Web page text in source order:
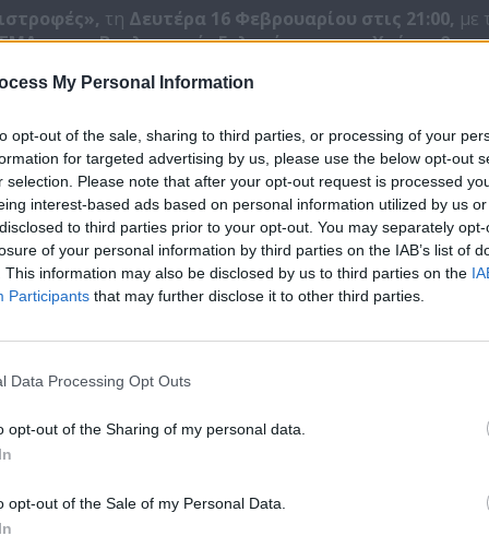
My Personal Information
opt-out of the sale, sharing to third parties, or processing of your
for targeted advertising by us, please use the below opt-out
selection. Please note that after your opt-out request is processed
interest-based ads based on personal information utilized by us
to third parties prior to your opt-out. You may separately
of your personal information by third parties on the IAB’s list of
This information may also be disclosed by us to third parties on the
Participants that may further disclose it to other third parties.
Data Processing Opt Outs
opt-out of the Sharing of my personal data.
opt-out of the Sale of my Personal Data.
τη Δευτέρα 16 Φεβρουαρίου στις 21:00, με
για τιςΒουλευτικές Εκλογές, με τους Χρύσανθο
Καρεκλά.
τη δράση Κυβέρνησης, Βουλής και Κομμάτων.
πολίτες από τη δράση των κομμάτων;
γιατί θα ψηφίσουν στις εκλογές Μαΐου;
ο κομματικός χάρτης;
οι συσπειρώσεις και η ανακατάταξη των κομμάτων.
Κώστας Παναγόπουλος και Νάσιος Ορεινός
για τιςΒουλευτικές Εκλογές.